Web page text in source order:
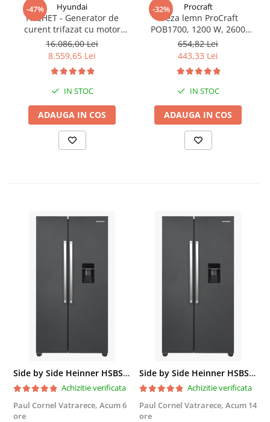
-47% Hyundai
PACHET - Generator de
curent trifazat cu motor
diesel Hyundai DHY8600SE-
T, putere motor 12 CP,
Putere maxima 7.9 kVA,
tensiune 380 / 220 V +
Automatizare trifazata
ATS12-3P
16.086,00 Lei
8.559,65 Lei
IN STOC
ADAUGA IN COS
-32% Procraft
Freza lemn ProCraft
POB1700, 1200 W, 2600
Rpm cu 12 freze pentru
lemn incluse in pachet
654,82 Lei
443,33 Lei
IN STOC
ADAUGA IN COS
Side by Side Heinner HSBS-HM439NFINVDGWDE++, Total No Frost, Compresor Inverter, Dozator Apa, Display Touch LED, 439 L, Clasa E, Gri Antracit Texturat
Achizitie verificata
Paul Cornel Vatrarece, Acum 6
ore
Side by Side Heinner HSBS-HM439NFINVDGWDE++, Total No Frost, Compresor Inverter, Dozator Apa, Display Touch LED, 439 L, Clasa E, Gri Antracit Texturat
Achizitie verificata
Paul Cornel Vatrarece, Acum 14
ore